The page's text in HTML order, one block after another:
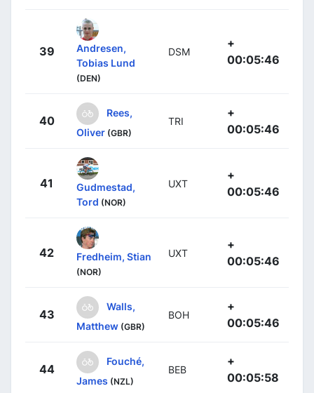
39
Andresen,
Tobias Lund
(DEN)
DSM
+
00:05:46
40
Rees,
Oliver (GBR)
TRI
+
00:05:46
41
Gudmestad,
Tord (NOR)
UXT
+
00:05:46
42 Fredheim, Stian
(NOR)
UXT
+
00:05:46
43
Walls,
Matthew (GBR)
BOH
+
00:05:46
44
Fouché,
James (NZL)
BEB
+
00:05:58